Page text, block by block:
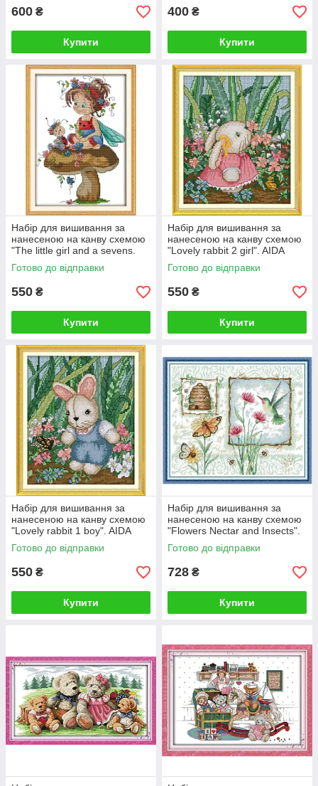
600 ₴
Купити
400 ₴
Купити
Набір для вишивання за
нанесеною на канву схемою
"The little girl and a sevens.
AIDA 14CT printed, 22*32 см
Готово до відправки
550 ₴
Купити
Набір для вишивання за
нанесеною на канву схемою
"Lovely rabbit 2 girl". AIDA
14CT printed 21*27 см
Готово до відправки
550 ₴
Купити
Набір для вишивання за
нанесеною на канву схемою
"Lovely rabbit 1 boy". AIDA
14CT printed 21*27 см
Готово до відправки
550 ₴
Купити
Набір для вишивання за
нанесеною на канву схемою
"Flowers Nectar and Insects".
AIDA 14CT printed 38*33 см
Готово до відправки
728 ₴
Купити